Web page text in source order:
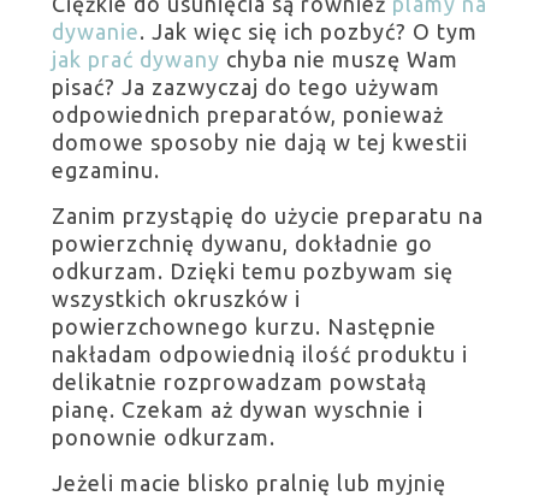
dywanie. Jak więc się ich pozbyć? O tym
jak prać dywany chyba nie muszę Wam
pisać? Ja zazwyczaj do tego używam
odpowiednich preparatów, ponieważ
domowe sposoby nie dają w tej kwestii
egzaminu.
Zanim przystąpię do użycie preparatu na
powierzchnię dywanu, dokładnie go
odkurzam. Dzięki temu pozbywam się
wszystkich okruszków i
powierzchownego kurzu. Następnie
nakładam odpowiednią ilość produktu i
delikatnie rozprowadzam powstałą
pianę. Czekam aż dywan wyschnie i
ponownie odkurzam.
Jeżeli macie blisko pralnię lub myjnię